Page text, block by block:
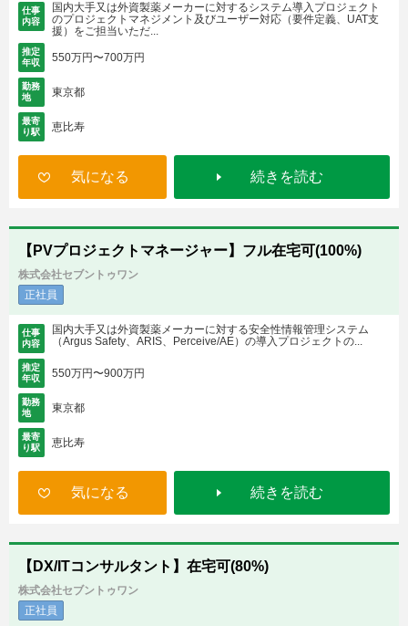
仕事
内容
国内大手又は外資製薬メーカーに対するシステム導入プロジェクト
のプロジェクトマネジメント及びユーザー対応（要件定義、UAT支
援）をご担当いただ...
推定
年収
550万円〜700万円
勤務
地
東京都
最寄
り駅
恵比寿
気になる 続きを読む
【PVプロジェクトマネージャー】フル在宅可(100%)
株式会社セブントゥワン
正社員
仕事
内容
国内大手又は外資製薬メーカーに対する安全性情報管理システム
（Argus Safety、ARIS、Perceive/AE）の導入プロジェクトの...
推定
年収
550万円〜900万円
勤務
地
東京都
最寄
り駅
恵比寿
気になる 続きを読む
【DX/ITコンサルタント】在宅可(80%)
株式会社セブントゥワン
正社員